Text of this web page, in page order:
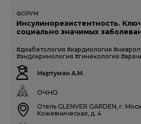
ФОРУМ
Инсулинорезистентность.
социально значимых
#диабетология #кардиология
#эндокринология #гинекология
Мкртумян А.М.
ОЧНО
Отель GLENVER GARDEN, г.
Кожевническая, д. 4